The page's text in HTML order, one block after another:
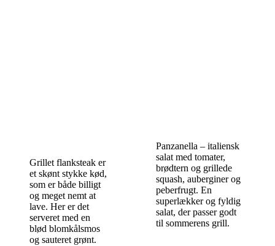
Grillet flanksteak er
et skønt stykke kød,
som er både billigt
og meget nemt at
lave. Her er det
serveret med en
blød blomkålsmos
og sauteret grønt.
Panzanella – italiensk
salat med tomater,
brødtern og grillede
squash, auberginer og
peberfrugt. En
superlækker og fyldig
salat, der passer godt
til sommerens grill.